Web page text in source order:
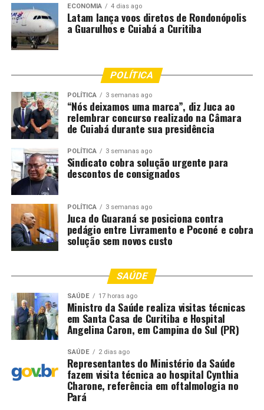
Comentários
RELATED TOPICS: ACIDENTE ANOS
CUIABÁ
MATOU MT010 PESSOAS
UP NEXT
Servidora do TRT está entre as vítimas de grave
acidente na MT-010 que deixou quatro mortos
ECONOMIA 4 dias ago
Latam lança voos diretos de Rondonópolis
a Guarulhos e Cuiabá a Curitiba
POLÍTICA
POLÍTICA 3 semanas ago
“Nós deixamos uma marca”, diz Juca ao
relembrar concurso realizado na Câmara
de Cuiabá durante sua presidência
POLÍTICA 3 semanas ago
Sindicato cobra solução urgente para
descontos de consignados
POLÍTICA 3 semanas ago
Juca do Guaraná se posiciona contra
pedágio entre Livramento e Poconé e cobra
solução sem novos custo
SAÚDE
SAÚDE 17 horas ago
Ministro da Saúde realiza visitas técnicas
em Santa Casa de Curitiba e Hospital
Angelina Caron, em Campina do Sul (PR)
SAÚDE 2 dias ago
Representantes do Ministério da Saúde
fazem visita técnica ao hospital Cynthia
Charone, referência em oftalmologia no
Pará